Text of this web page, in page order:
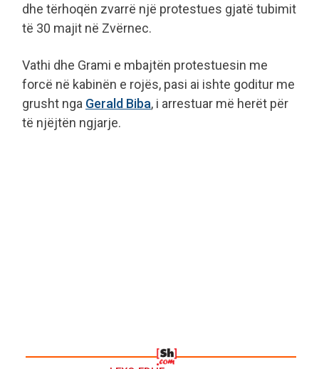
dhe tërhoqën zvarrë një protestues gjatë tubimit
të 30 majit në Zvërnec.
Vathi dhe Grami e mbajtën protestuesin me
forcë në kabinën e rojës, pasi ai ishte goditur me
grusht nga Gerald Biba, i arrestuar më herët për
të njëjtën ngjarje.